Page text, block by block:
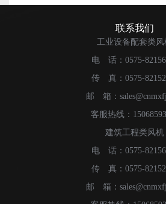
以及自身都可以拥有比较高的干净度
错的质量和性能。产品的质量性能好
市场中占据比较有利的地位，受到更
可，从而帮助生产厂家树立起一个良
立起来，不仅需要厂家做好风机设备
需要厂家做好企业自身和风机设备的
了宣传推广工作，才能有更多人知道
生产的风机设备的优点。这样，才是
好企业形象需要重点关注的事项。
联系我们
工业设备配套类风
电 话：0575-
传 真：0575-
邮 箱：
客服热线：
建筑工程类风机
电 话：0575-
传 真：0575-
邮 箱：